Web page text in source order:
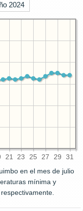
2024
21 23 25 27 29 31
en el mes de julio
mínima y
respectivamente.